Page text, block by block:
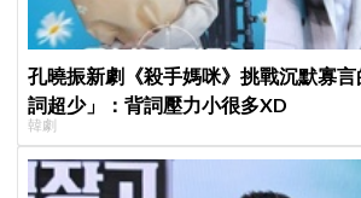
孔曉振新劇《殺手媽咪》挑戰沉默寡
詞超少」：背詞壓力小很多XD
韓劇